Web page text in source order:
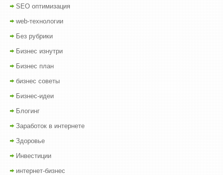
SEO оптимизация
web-технологии
Без рубрики
Бизнес изнутри
Бизнес план
бизнес советы
Бизнес-идеи
Блогинг
Заработок в интернете
Здоровье
Инвестиции
интернет-бизнес